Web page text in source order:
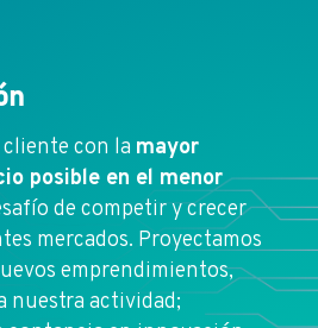
cliente con la mayor
posible en el menor
de competir y crecer
mercados. Proyectamos
emprendimientos,
nuestra actividad;